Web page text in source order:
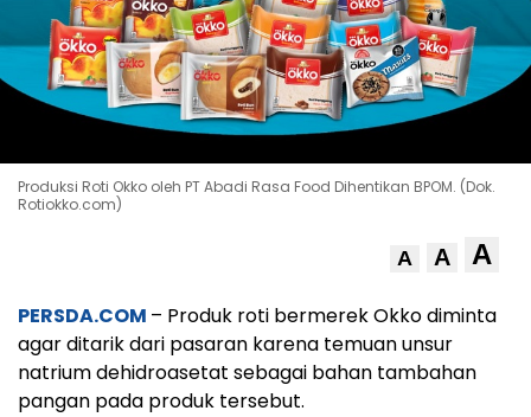
Produksi Roti Okko oleh PT Abadi Rasa Food Dihentikan BPOM. (Dok.
Rotiokko.com)
A A A
PERSDA.COM – Produk roti bermerek Okko diminta
agar ditarik dari pasaran karena temuan unsur
natrium dehidroasetat sebagai bahan tambahan
pangan pada produk tersebut.